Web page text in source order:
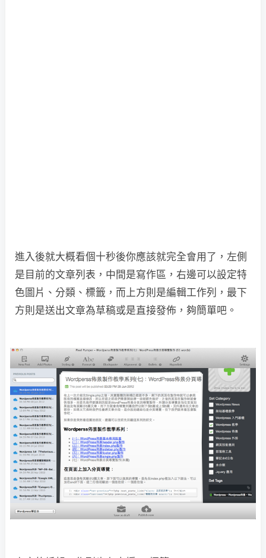
進入後就大概看個十秒後你應該就完全會用了，左側
是目前的文章列表，中間是寫作區，右邊可以設定特
色圖片、分類、標籤，而上方則是編輯工作列，最下
方則是送出文章為草稿或是直接發佈，夠簡單吧。